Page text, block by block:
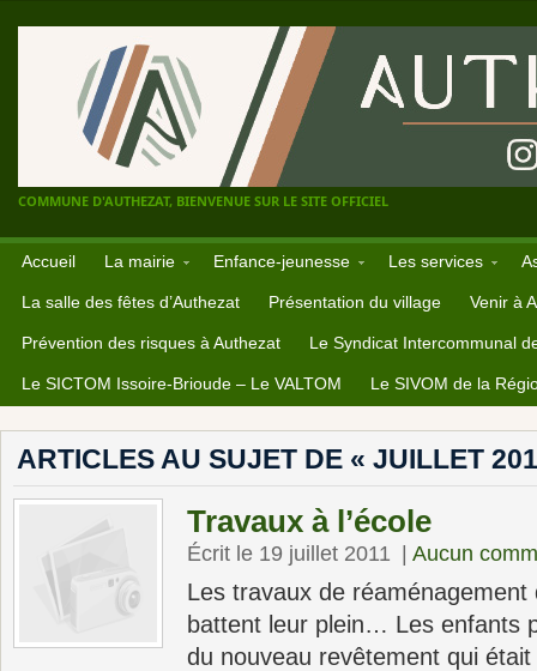
COMMUNE D'AUTHEZAT, BIENVENUE SUR LE SITE OFFICIEL
Accueil La mairie Enfance-jeunesse Les services
La salle des fêtes d’Authezat Présentation du village Venir à
Prévention des risques à Authezat Le Syndicat Intercommunal
Le SICTOM Issoire-Brioude – Le VALTOM Le SIVOM de la
ARTICLES AU SUJET DE « JUILLET
Travaux à l’école
Écrit le 19 juillet 2011 Aucun
Les travaux de réaménagement
battent leur plein… Les enfants
du nouveau revêtement qui